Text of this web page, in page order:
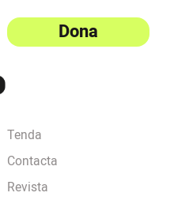
Dona
Tenda
Contacta
Revista